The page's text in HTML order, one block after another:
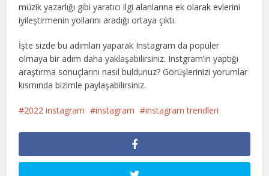
müzik yazarlığı gibi yaratıcı ilgi alanlarına ek olarak evlerini
iyileştirmenin yollarını aradığı ortaya çıktı.
İşte sizde bu adımları yaparak Instagram da popüler
olmaya bir adım daha yaklaşabilirsiniz. Instgram’ın yaptığı
araştırma sonuçlarını nasıl buldunuz? Görüşlerinizi yorumlar
kısmında bizimle paylaşabilirsiniz.
2022 instagram instagram instagram trendleri